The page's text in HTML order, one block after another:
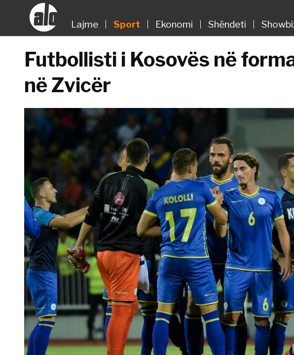
Lajme Sport Ekonomi Shëndeti
Futbollisti i Kosovës në
në Zvicër